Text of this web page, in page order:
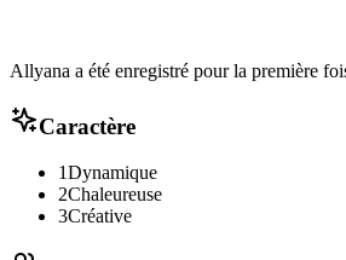
Allyana a été enregistré pour la première
Caractère
1Dynamique
2Chaleureuse
3Créative